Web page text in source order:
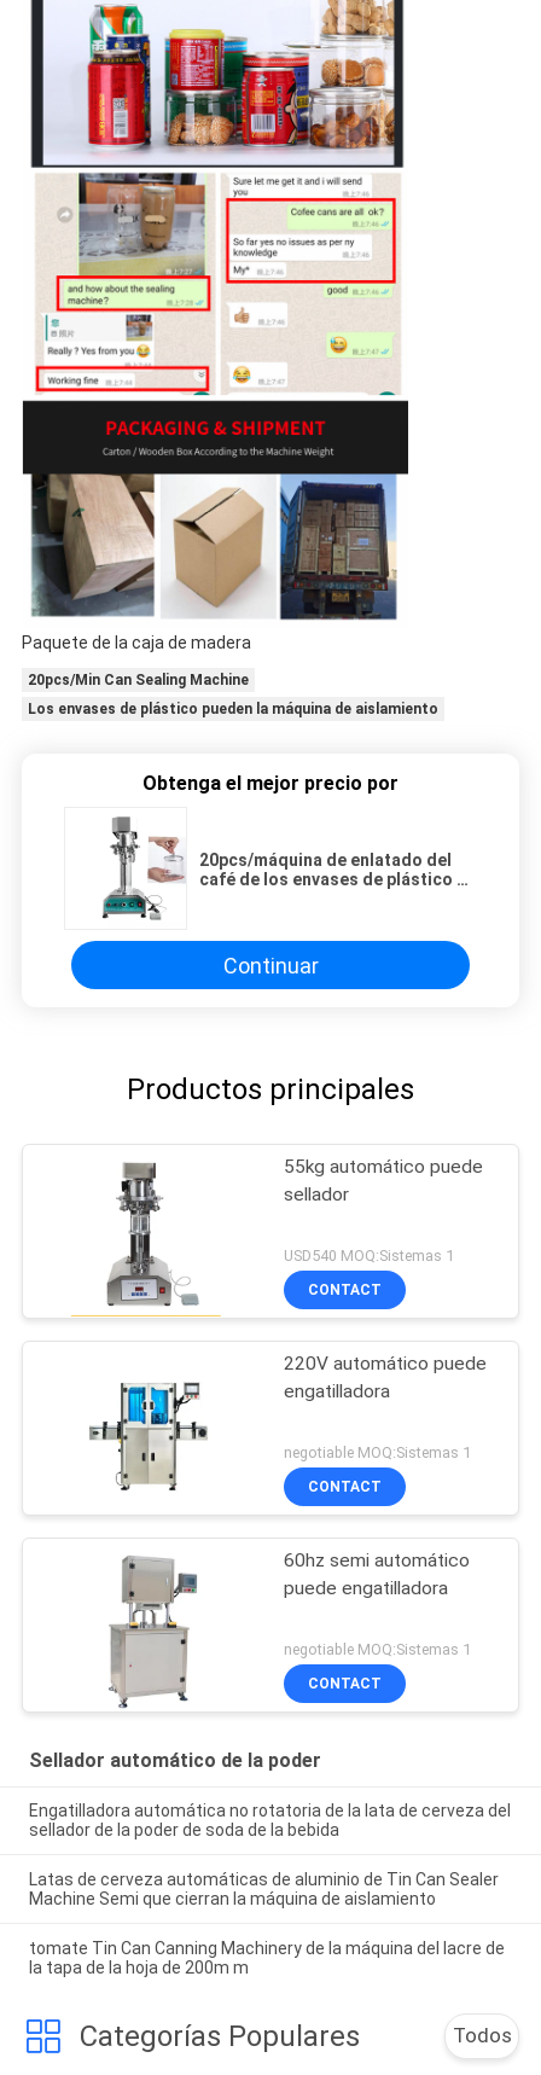
Paquete de la caja de madera
20pcs/Min Can Sealing Machine
Los envases de plástico pueden la máquina de aislamiento
Obtenga el mejor precio por
20pcs/máquina de enlatado del
café de los envases de plástico de
Continuar
Productos principales
55kg automático puede
sellador
USD540 MOQ:Sistemas 1
CONTACT
220V automático puede
engatilladora
negotiable MOQ:Sistemas 1
CONTACT
60hz semi automático
puede engatilladora
negotiable MOQ:Sistemas 1
CONTACT
Sellador automático de la poder
Engatilladora automática no rotatoria de la lata de cerveza del
sellador de la poder de soda de la bebida
Latas de cerveza automáticas de aluminio de Tin Can Sealer
Machine Semi que cierran la máquina de aislamiento
tomate Tin Can Canning Machinery de la máquina del lacre de
la tapa de la hoja de 200m m
Categorías Populares Todos